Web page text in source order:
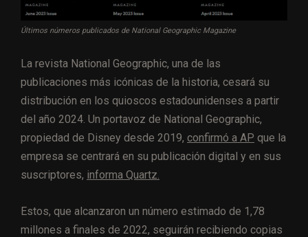
Últimos números publicados de National Geographic Magazine
La revista National Geographic, una de las
publicaciones más icónicas de la historia, cesará su
distribución en los quioscos estadounidenses a partir
del año 2024. Un portavoz de National Geographic,
propiedad de Disney desde 2019, confirmó a AP que la
empresa se centrará en su publicación digital y en sus
suscriptores, informa Quartz.
Estos, que alcanzaron un número estimado de 1,78
millones a finales de 2022, seguirán recibiendo copias